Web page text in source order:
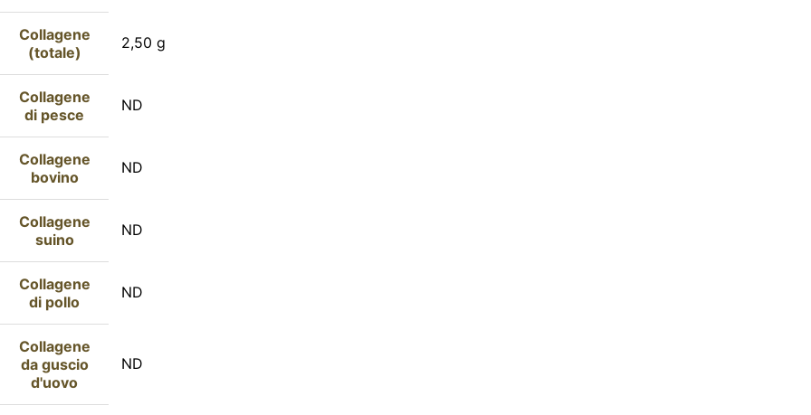
Collagene
(totale)
2,50 g
Collagene
di pesce
ND
Collagene
bovino
ND
Collagene
suino
ND
Collagene
di pollo
ND
Collagene
da guscio
d'uovo
ND